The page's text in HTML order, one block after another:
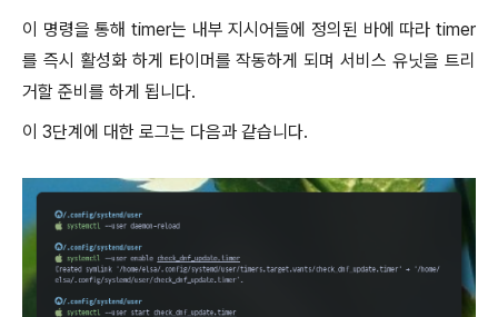
이 명령을 통해 timer는 내부 지시어들에 정의된 바에 따라 timer
를 즉시 활성화 하게 타이머를 작동하게 되며 서비스 유닛을 트리
거할 준비를 하게 됩니다.
이 3단계에 대한 로그는 다음과 같습니다.